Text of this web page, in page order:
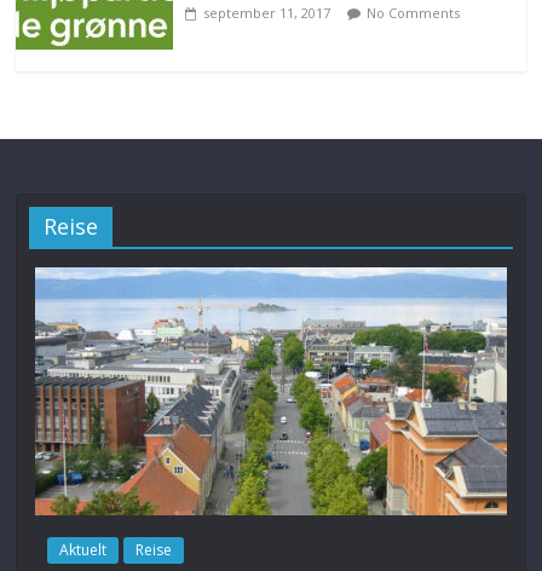
september 11, 2017 No Comments
Reise
Aktuelt Reise